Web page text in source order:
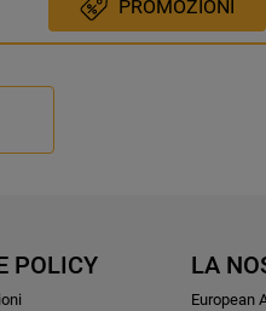
PROMOZIONI
POLICY LA
European